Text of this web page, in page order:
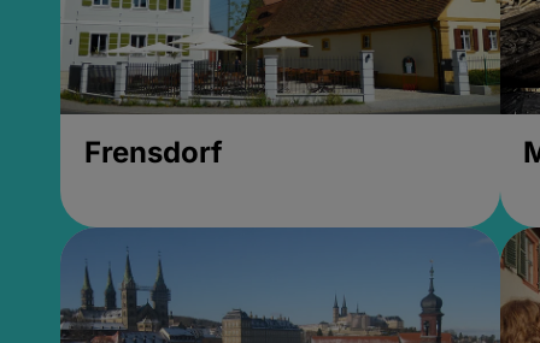
Frensdorf